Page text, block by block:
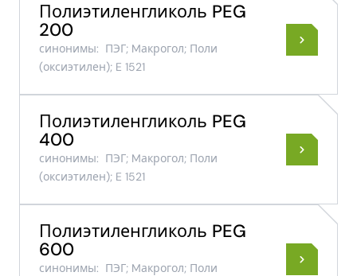
Полиэтиленгликоль PEG
200
синонимы: ПЭГ; Mакрогол; Поли​
(оксиэтилен)​; E 1521
Полиэтиленгликоль PEG
400
синонимы: ПЭГ; Mакрогол; Поли​
(оксиэтилен)​; E 1521
Полиэтиленгликоль PEG
600
синонимы: ПЭГ; Mакрогол; Поли​